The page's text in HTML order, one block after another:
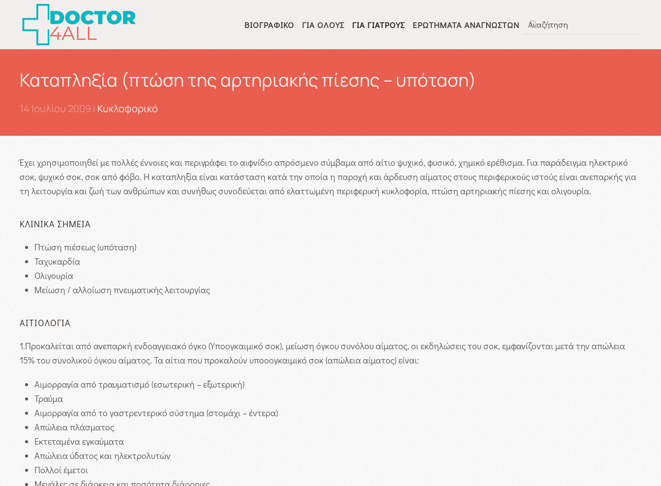
Skip to main content ΒΙΟΓΡΑΦΙΚΌ ΓΙΑ ΌΛΟΥΣ ΓΙΑ ΓΙΑΤΡΟΎΣ
ΕΡΩΤΉΜΑΤΑ ΑΝΑΓΝΩΣΤΏΝ
Καταπληξία (πτώση της αρτηριακής πίεσης – υπόταση)
14 Ιουλίου 2009 | Κυκλοφορικό
Έχει χρησιμοποιηθεί με πολλές έννοιες και περιγράφει το αιφνίδιο απρόσμενο σύμβαμα από αίτιο ψυχικό, φυσικό, χημικό ερέθισμα. Για παράδειγμα ηλεκτρικό
σοκ, ψυχικό σοκ, σοκ από φόβο. Η καταπληξία είναι κατάσταση κατά την οποία η παροχή και άρδευση αίματος στους περιφερικούς ιστούς είναι ανεπαρκής για
τη λειτουργία και ζωή των ανθρώπων και συνήθως συνοδεύεται από ελαττωμένη περιφερική κυκλοφορία, πτώση αρτηριακής πίεσης και ολιγουρία.
ΚΛΙΝΙΚΆ ΣΗΜΕΊΑ
Πτώση πιέσεως (υπόταση)
Ταχυκαρδία
Ολιγουρία
Μείωση / αλλοίωση πνευματικής λειτουργίας
ΑΙΤΙΟΛΟΓΊΑ
1.Προκαλείται από ανεπαρκή ενδοαγγειακό όγκο (Υποογκαιμικό σοκ), μείωση όγκου συνόλου αίματος, οι εκδηλώσεις του σοκ, εμφανίζονται μετά την απώλεια
15% του συνολικού όγκου αίματος. Τα αίτια που προκαλούν υποοογκαιμικό σοκ (απώλεια αίματος) είναι:
Αιμορραγία από τραυματισμό (εσωτερική – εξωτερική)
Τραύμα
Αιμορραγία από το γαστρεντερικό σύστημα (στομάχι – έντερα)
Απώλεια πλάσματος
Εκτεταμένα εγκαύματα
Απώλεια ύδατος και ηλεκτρολυτών
Πολλοί έμετοι